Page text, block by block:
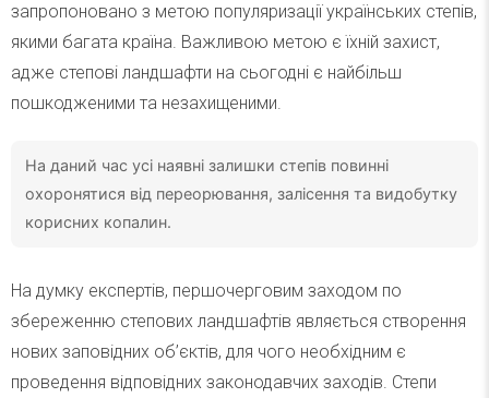
запропоновано з метою популяризації українських степів,
якими багата країна. Важливою метою є їхній захист,
адже степові ландшафти на сьогодні є найбільш
пошкодженими та незахищеними.
На даний час усі наявні залишки степів повинні
охоронятися від переорювання, залісення та видобутку
корисних копалин.
На думку експертів, першочерговим заходом по
збереженню степових ландшафтів являється створення
нових заповідних об’єктів, для чого необхідним є
проведення відповідних законодавчих заходів. Степи